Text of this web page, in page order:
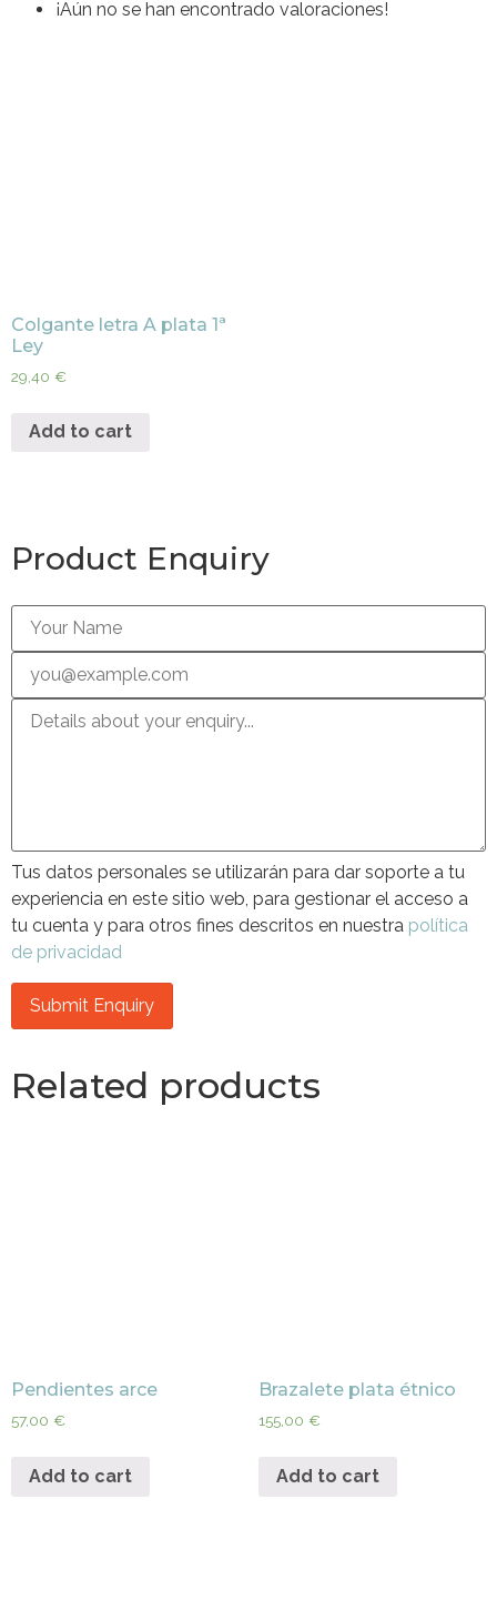
¡Aún no se han encontrado valoraciones!
Colgante letra A plata 1ª
Ley
29,40 €
Add to cart
Product Enquiry
Tus datos personales se utilizarán para dar soporte a tu
experiencia en este sitio web, para gestionar el acceso a
tu cuenta y para otros fines descritos en nuestra política
de privacidad
Related products
Pendientes arce
57,00 €
Add to cart
Brazalete plata étnico
155,00 €
Add to cart